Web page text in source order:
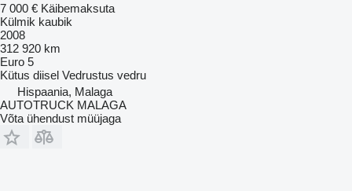
7 000 € Käibemaksuta
Külmik kaubik
2008
312 920 km
Euro 5
Kütus diisel Vedrustus vedru
Hispaania, Malaga
AUTOTRUCK MALAGA
Võta ühendust müüjaga